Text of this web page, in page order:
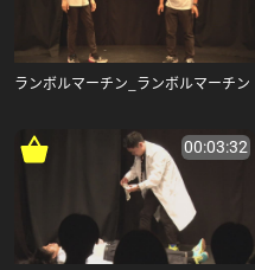
ランボルマーチン_ランボルマーチン
00:03:32